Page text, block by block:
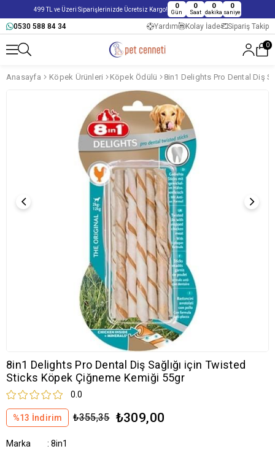
499 TL ve Üzeri Siparişlerinizde Ücretsiz Kargo! 0
Gün
0
Saat
0
dakika
0
saniye
0530 588 84 34 Yardım Kolay İade Sipariş Takip
0
Anasayfa Köpek Ürünleri Köpek Ödülü
8in1 Delights Pro Dental Diş Sağlığı için Twisted
Sticks Köpek Çiğneme Kemiği 55gr
0.0
%13 İndirim ₺355,35 ₺309,00
Marka : 8in1